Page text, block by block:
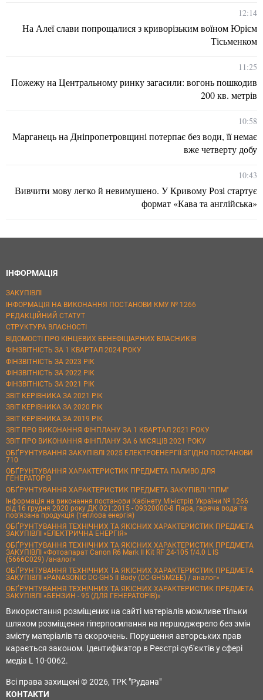
12:14
На Алеї слави попрощалися з криворізьким воїном Юрієм
Тісьменком
11:25
Пожежу на Центральному ринку загасили: вогонь пошкодив
200 кв. метрів
10:58
Марганець на Дніпропетровщині потерпає без води, її немає
вже четверту добу
10:43
Вивчити мову легко й невимушено. У Кривому Розі стартує
формат «Кава та англійська»
ІНФОРМАЦІЯ
ЗАКУПІВЛІ
ІНФОРМАЦІЯ НА ВИКОНАННЯ ПОСТАНОВИ КМУ № 1266
РЕДАКЦІЙНИЙ СТАТУТ
СТРУКТУРА ВЛАСНОСТІ
ВІДОМОСТІ ПРО КІНЦЕВИХ БЕНЕФІЦІАРНИХ ВЛАСНИКІВ
ФІНЗВІТНІСТЬ ЗА 1 КВАРТАЛ 2024 РОКУ
ФІНЗВІТНІСТЬ ЗА 2023 РІК
ФІНЗВІТНІСТЬ ЗА 2022 РІК
ФІНЗВІТНІСТЬ ЗА 2021 РІК
ЗВІТ КЕРІВНИКА ЗА 2021 РІК
ЗВІТ КЕРІВНИКА ЗА 2020 РІК
ЗВІТ КЕРІВНИКА ЗА 2019 РІК
ЗВІТ ПРО ВИКОНАННЯ ФІНПЛАНУ ЗА 1 КВАРТАЛ 2021 РОКУ
ЗВІТ ПРО ВИКОНАННЯ ФІНПЛАНУ ЗА 6 МІСЯЦІВ 2021 РОКУ
ОБҐРУНТУВАННЯ ЗАКУПІВЛІ 2025 ЕЛЕКТРОЕНЕРГІЇ ЗГІДНО ПОСТАНОВИ
710
ОБҐРУНТУВАННЯ ХАРАКТЕРИСТИК ПРЕДМЕТА ПАЛИВО ДЛЯ
ГЕНЕРАТОРІВ
ОБҐРУНТУВАННЯ ХАРАКТЕРИСТИК ПРЕДМЕТА ЗАКУПІВЛІ "ППМ"
Інформація на виконання постанови Кабінету Міністрів України № 1266
від 16 грудня 2020 року ДК 021:2015 - 09320000-8 Пара, гаряча вода та
пов’язана продукція (теплова енергія)
ОБҐРУНТУВАННЯ ТЕХНІЧНИХ ТА ЯКІСНИХ ХАРАКТЕРИСТИК ПРЕДМЕТА
ЗАКУПІВЛІ «ЕЛЕКТРИЧНА ЕНЕРГІЯ»
ОБҐРУНТУВАННЯ ТЕХНІЧНИХ ТА ЯКІСНИХ ХАРАКТЕРИСТИК ПРЕДМЕТА
ЗАКУПІВЛІ «Фотоапарат Canon R6 Mark II Kit RF 24-105 f/4.0 L IS
(5666C029) /аналог»
ОБҐРУНТУВАННЯ ТЕХНІЧНИХ ТА ЯКІСНИХ ХАРАКТЕРИСТИК ПРЕДМЕТА
ЗАКУПІВЛІ «PANASONIC DC-GH5 II Body (DC-GH5M2EE) / аналог»
ОБҐРУНТУВАННЯ ТЕХНІЧНИХ ТА ЯКІСНИХ ХАРАКТЕРИСТИК ПРЕДМЕТА
ЗАКУПІВЛІ «БЕНЗИН - 95 (ДЛЯ ГЕНЕРАТОРІВ)»
Використання розміщених на сайті матеріалів можливе тільки
шляхом розміщення гіперпосилання на першоджерело без змін
змісту матеріалів та скорочень. Порушення авторських прав
карається законом. Ідентифікатор в Реєстрі суб'єктів у сфері
медіа L 10-0062.
Всі права захищені © 2026, ТРК "Рудана"
КОНТАКТИ